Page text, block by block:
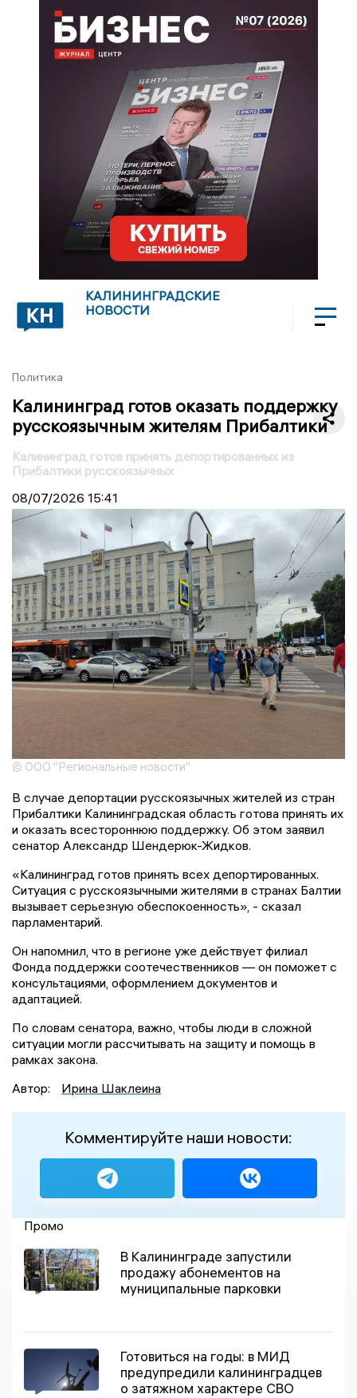
КАЛИНИНГРАДСКИЕ
НОВОСТИ
Политика
Калининград готов оказать поддержку
русскоязычным жителям Прибалтики
Калининград готов принять депортированных из
Прибалтики русскоязычных
08/07/2026 15:41
© ООО "Региональные новости"
В случае депортации русскоязычных жителей из стран
Прибалтики Калининградская область готова принять их
и оказать всестороннюю поддержку. Об этом заявил
сенатор Александр Шендерюк-Жидков.
«Калининград готов принять всех депортированных.
Ситуация с русскоязычными жителями в странах Балтии
вызывает серьезную обеспокоенность», - сказал
парламентарий.
Он напомнил, что в регионе уже действует филиал
Фонда поддержки соотечественников — он поможет с
консультациями, оформлением документов и
адаптацией.
По словам сенатора, важно, чтобы люди в сложной
ситуации могли рассчитывать на защиту и помощь в
рамках закона.
Автор:
Ирина Шаклеина
Комментируйте наши новости:
Промо
В Калининграде запустили
продажу абонементов на
муниципальные парковки
Готовиться на годы: в МИД
предупредили калининградцев
о затяжном характере СВО